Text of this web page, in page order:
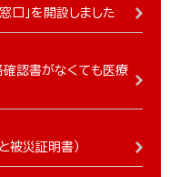
口」を開設しました
確認書がなくても医療
被災証明書）